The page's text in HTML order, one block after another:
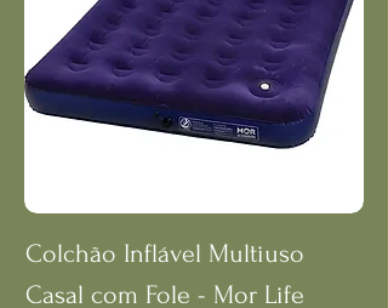
Colchão Inflável Multiuso
Casal com Fole - Mor Life